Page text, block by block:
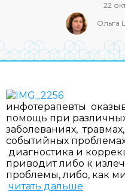
22
Ольга
инфотерапевты
помощь при
заболеваниях,
событийных
диагностика и
приводит либо к
проблемы, либо, как
читать дальше